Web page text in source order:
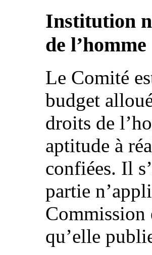
Institution
de l’homme
Le Comité
budget
droits de
aptitude à
confiées. Il
partie
Commission
qu’elle